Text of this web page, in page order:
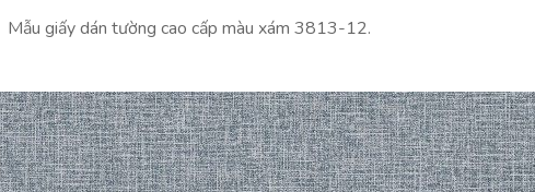
Mẫu giấy dán tường cao cấp màu xám 3813-12.